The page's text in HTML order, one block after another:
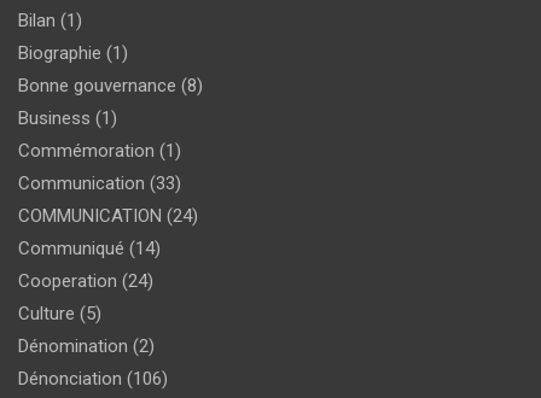
Bilan (1)
Biographie (1)
Bonne gouvernance (8)
Business (1)
Commémoration (1)
Communication (33)
COMMUNICATION (24)
Communiqué (14)
Cooperation (24)
Culture (5)
Dénomination (2)
Dénonciation (106)